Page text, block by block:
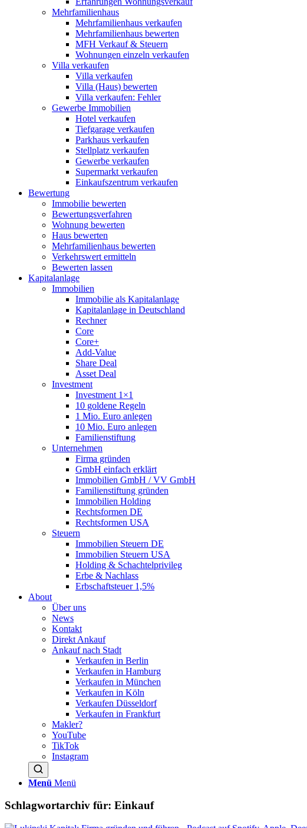
Mehrfamilienhaus
Mehrfamilienhaus verkaufen
Mehrfamilienhaus bewerten
MFH Verkauf & Steuern
Wohnungen einzeln verkaufen
Villa verkaufen
Villa verkaufen
Villa (Haus) bewerten
Villa verkaufen: Fehler
Gewerbe Immobilien
Hotel verkaufen
Tiefgarage verkaufen
Parkhaus verkaufen
Stellplatz verkaufen
Gewerbe verkaufen
Supermarkt verkaufen
Einkaufszentrum verkaufen
Bewertung
Immobilie bewerten
Bewertungsverfahren
Wohnung bewerten
Haus bewerten
Mehrfamilienhaus bewerten
Verkehrswert ermitteln
Bewerten lassen
Kapitalanlage
Immobilien
Immobilie als Kapitalanlage
Kapitalanlage in Deutschland
Rechner
Core
Core+
Add-Value
Share Deal
Asset Deal
Investment
Investment 1×1
10 goldene Regeln
1 Mio. Euro anlegen
10 Mio. Euro anlegen
Familienstiftung
Unternehmen
Firma gründen
GmbH einfach erklärt
Immobilien GmbH / VV GmbH
Familienstiftung gründen
Immobilien Holding
Rechtsformen DE
Rechtsformen USA
Steuern
Immobilien Steuern DE
Immobilien Steuern USA
Holding & Schachtelprivileg
Erbe & Nachlass
Erbschaftsteuer 1,5%
About
Über uns
News
Kontakt
Direkt Ankauf
Ankauf nach Stadt
Verkaufen in Berlin
Verkaufen in Hamburg
Verkaufen in München
Verkaufen in Köln
Verkaufen Düsseldorf
Verkaufen in Frankfurt
Makler?
YouTube
TikTok
Instagram
Menü Menü
Schlagwortarchiv für: Einkauf